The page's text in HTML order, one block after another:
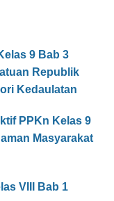
9 Bab 3
Republik
Kedaulatan
PPKn Kelas 9
Masyarakat
VIII Bab 1